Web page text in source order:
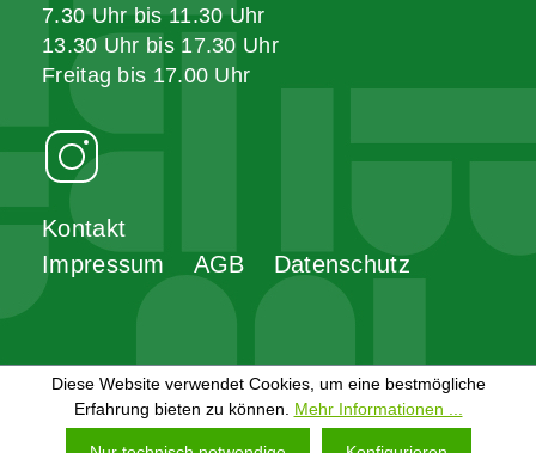
Kontakt
Impressum
AGB Datenschutz
7.30 Uhr bis 11.30 Uhr
13.30 Uhr bis 17.30 Uhr
Freitag bis 17.00 Uhr
Diese Website verwendet Cookies, um eine bestmögliche
Erfahrung bieten zu können. Mehr Informationen ...